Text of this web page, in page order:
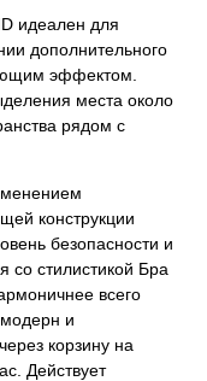
идеален для
дополнительного
эффектом.
места около
рядом с
конструкции
безопасности и
со стилистикой Бра
всего
и
корзину на
Действует